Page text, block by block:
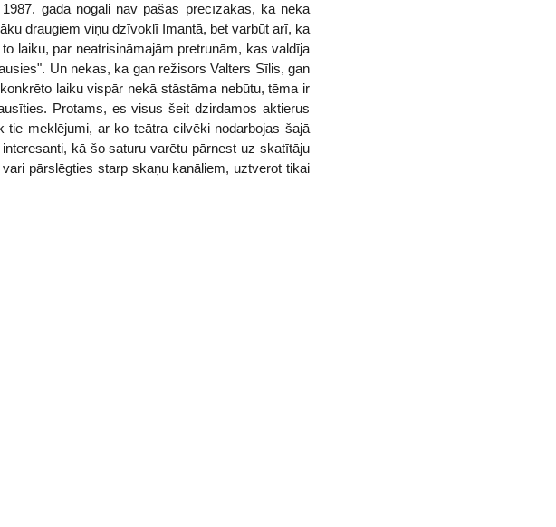
gada nogali nav pašas precīzākās, kā nekā
draugiem viņu dzīvoklī Imantā, bet varbūt arī, ka
laiku, par neatrisināmajām pretrunām, kas valdīja
Un nekas, ka gan režisors Valters Sīlis, gan
laiku vispār nekā stāstāma nebūtu, tēma ir
Protams, es visus šeit dzirdamos aktierus
meklējumi, ar ko teātra cilvēki nodarbojas šajā
kā šo saturu varētu pārnest uz skatītāju
pārslēgties starp skaņu kanāliem, uztverot tikai